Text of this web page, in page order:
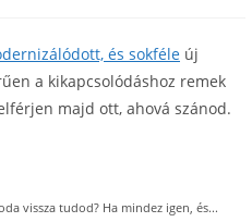
és sokféle új
a kikapcsolódáshoz remek
majd ott, ahová szánod.
vissza tudod? Ha mindez igen, és...